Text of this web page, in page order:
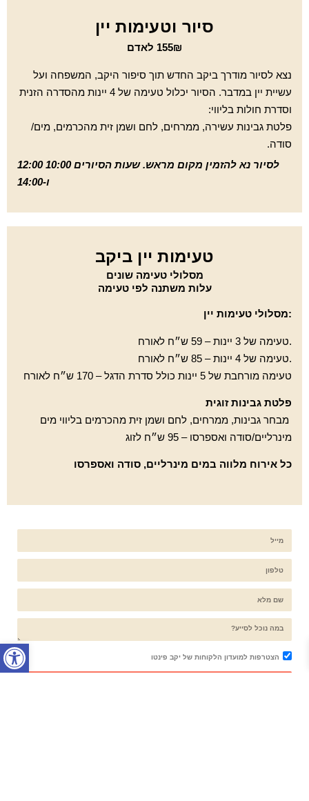
נצא לסיור מודרך ביקב החדש תוך סיפור היקב, המשפחה ועל
עשיית יין במדבר. הסיור יכלול טעימה של 4 יינות מהסדרה הזנית
וסדרת חולות בליווי:
פלטת גבינות עשירה, ממרחים, לחם ושמן זית מהכרמים, מים/
סודה.
לסיור נא להזמין מקום מראש. שעות הסיורים 10:00 12:00
ו-14:00
סיור וטעימות יין
155₪ לאדם
:מסלולי טעימות יין
.טעימה של 3 יינות – 59 ש״ח לאורח
.טעימה של 4 יינות – 85 ש״ח לאורח
טעימה מורחבת של 5 יינות כולל סדרת הדגל – 170 ש״ח לאורח
פלטת גבינות זוגית
מבחר גבינות, ממרחים, לחם ושמן זית מהכרמים בליווי מים
מינרליים/סודה ואספרסו – 95 ש״ח לזוג
כל אירוח מלווה במים מינרליים, סודה ואספרסו
טעימות יין ביקב
מסלולי טעימה שונים
עלות משתנה לפי טעימה
הצטרפות למועדון הלקוחות של יקב פינטו פתח